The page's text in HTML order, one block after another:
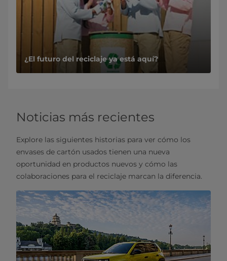
¿El futuro del reciclaje ya está aquí?
Noticias más recientes
Explore las siguientes historias para ver cómo los
envases de cartón usados tienen una nueva
oportunidad en productos nuevos y cómo las
colaboraciones para el reciclaje marcan la diferencia.